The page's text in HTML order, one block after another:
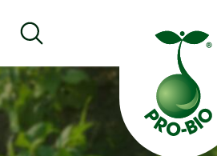
Prohledat PRO-